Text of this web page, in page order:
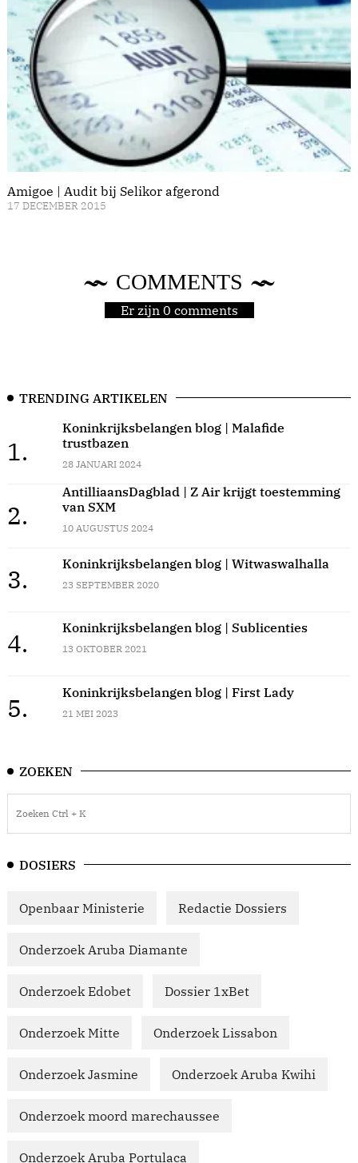
Amigoe | Audit bij Selikor afgerond
17 DECEMBER 2015
COMMENTS
Er zijn 0 comments
TRENDING ARTIKELEN
1.
Koninkrijksbelangen blog | Malafide
trustbazen
28 JANUARI 2024
2.
AntilliaansDagblad | Z Air krijgt toestemming
van SXM
10 AUGUSTUS 2024
3.
Koninkrijksbelangen blog | Witwaswalhalla
23 SEPTEMBER 2020
4.
Koninkrijksbelangen blog | Sublicenties
13 OKTOBER 2021
5.
Koninkrijksbelangen blog | First Lady
21 MEI 2023
ZOEKEN
DOSIERS
Openbaar Ministerie Redactie Dossiers
Onderzoek Aruba Diamante
Onderzoek Edobet Dossier 1xBet
Onderzoek Mitte Onderzoek Lissabon
Onderzoek Jasmine Onderzoek Aruba Kwihi
Onderzoek moord marechaussee
Onderzoek Aruba Portulaca